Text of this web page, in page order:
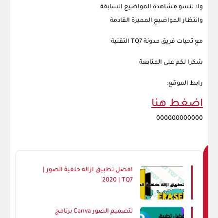
ولا تنسو مشاهدة المواضيع السابقة
وانتظار المواضيع المميزة القادمة
مع تحيات فريق مدونة TQ7 التقنية
شكرا لكم على المتابعة
رابط الموقع:
اضغط هنا
000000000000
افضل تطبيق ازالة خلفية الصور |
2020 | TQ7
برنامج Canva لتصميم الصور